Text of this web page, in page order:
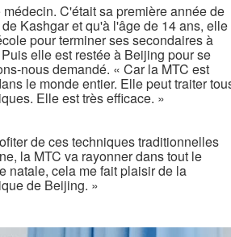
C'était sa première année de
Kashgar et qu'à l'âge de 14 ans, elle
pour terminer ses secondaires à
elle est restée à Beijing pour se
nous demandé. « Car la MTC est
le monde entier. Elle peut traiter
Elle est très efficace. »
de ces techniques traditionnelles
la MTC va rayonner dans tout le
natale, cela me fait plaisir de la
de Beijing. »